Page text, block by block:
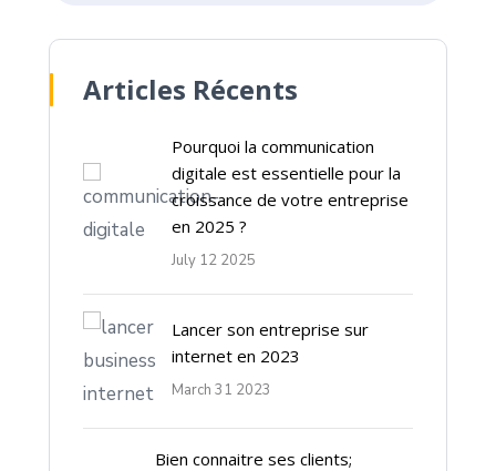
Articles Récents
Pourquoi la communication
digitale est essentielle pour la
croissance de votre entreprise
en 2025 ?
July 12 2025
Lancer son entreprise sur
internet en 2023
March 31 2023
Bien connaitre ses clients;